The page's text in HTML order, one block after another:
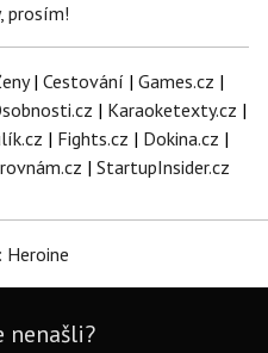
prosím!
| Cestování | Games.cz |
| Karaoketexty.cz |
| Fights.cz | Dokina.cz |
| StartupInsider.cz
Heroine
nenašli?